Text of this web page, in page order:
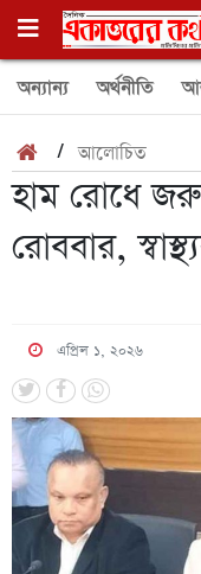
অন্যান্য অর্থনীতি
/আলোচিত
হাম রোধে
রোববার,
এপ্রিল ১, ২০২৬